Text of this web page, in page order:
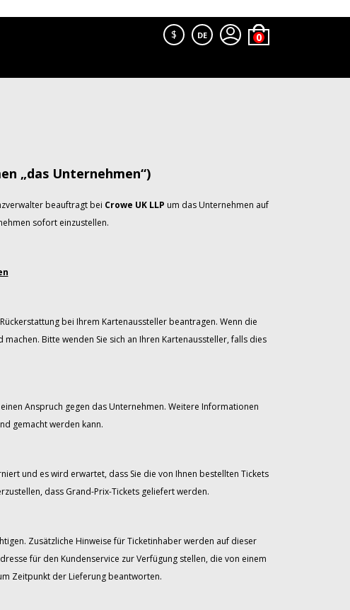
$ DE
„das Unternehmen“)
beauftragt bei Crowe UK LLP um das Unternehmen auf
sofort einzustellen.
bei Ihrem Kartenaussteller beantragen. Wenn die
Bitte wenden Sie sich an Ihren Kartenaussteller, falls dies
Anspruch gegen das Unternehmen. Weitere Informationen
gemacht werden kann.
und es wird erwartet, dass Sie die von Ihnen bestellten Tickets
dass Grand-Prix-Tickets geliefert werden.
Zusätzliche Hinweise für Ticketinhaber werden auf dieser
für den Kundenservice zur Verfügung stellen, die von einem
Zeitpunkt der Lieferung beantworten.